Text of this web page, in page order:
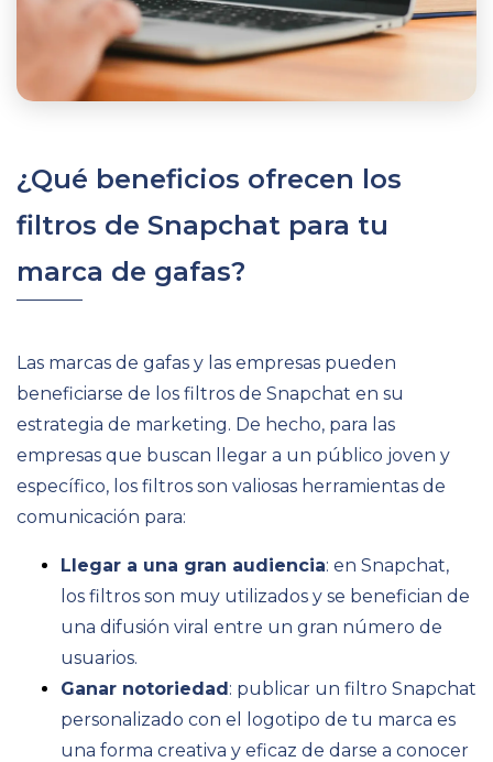
¿Qué beneficios ofrecen los
filtros de Snapchat para tu
marca de gafas?
Las marcas de gafas y las empresas pueden
beneficiarse de los filtros de Snapchat en su
estrategia de marketing. De hecho, para las
empresas que buscan llegar a un público joven y
específico, los filtros son valiosas herramientas de
comunicación para:
Llegar a una gran audiencia: en Snapchat,
los filtros son muy utilizados y se benefician de
una difusión viral entre un gran número de
usuarios.
Ganar notoriedad: publicar un filtro Snapchat
personalizado con el logotipo de tu marca es
una forma creativa y eficaz de darse a conocer